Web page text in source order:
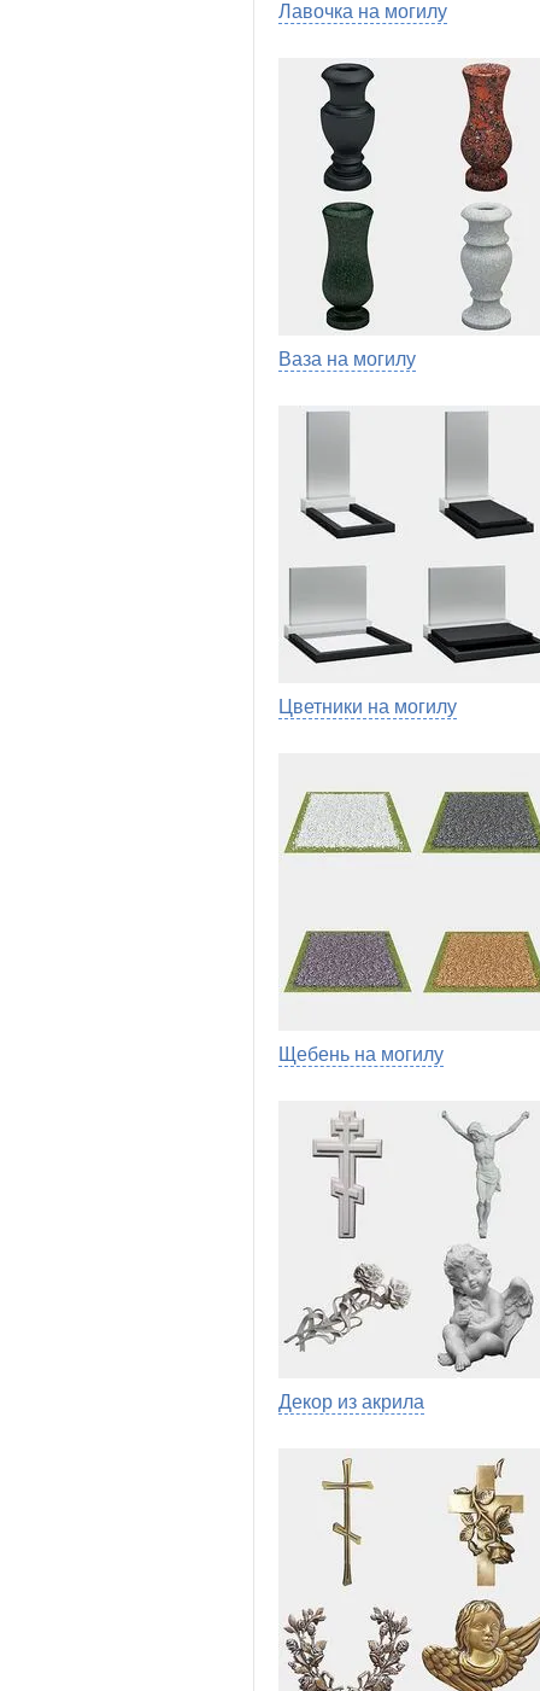
Лавочка на могилу
Ваза на могилу
Цветники на могилу
Щебень на могилу
Декор из акрила